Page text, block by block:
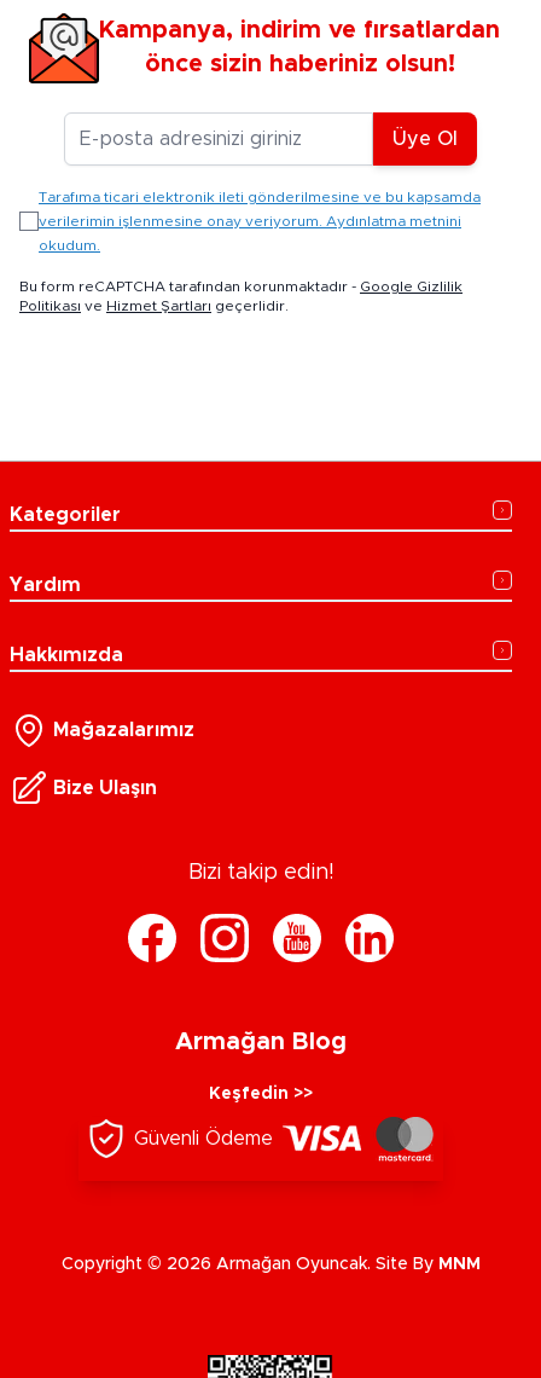
Kampanya, indirim ve fırsatlardan
önce sizin haberiniz olsun!
E-posta Adresiniz
Üye Ol
Tarafıma ticari elektronik ileti gönderilmesine ve bu kapsamda
verilerimin işlenmesine onay veriyorum. Aydınlatma metnini
okudum.
Bu form reCAPTCHA tarafından korunmaktadır - Google Gizlilik
Politikası ve Hizmet Şartları geçerlidir.
Kategoriler
Yardım
Hakkımızda
Mağazalarımız
Bize Ulaşın
Bizi takip edin!
Armağan Blog
Keşfedin >>
Güvenli Ödeme
Copyright © 2026 Armağan Oyuncak. Site By MNM